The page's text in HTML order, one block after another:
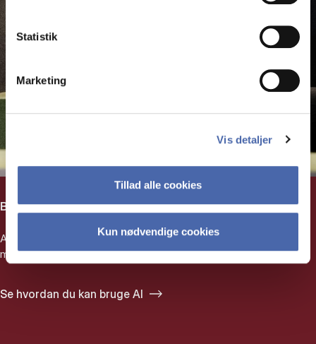
Statistik
Marketing
Vis detaljer
Tillad alle cookies
Kun nødvendige cookies
Brug kunstig intelligens
AI kan hjælpe dig med at finde tekster selvom du ikke har en
masse gode emneord at søge på.
Se hvordan du kan bruge AI